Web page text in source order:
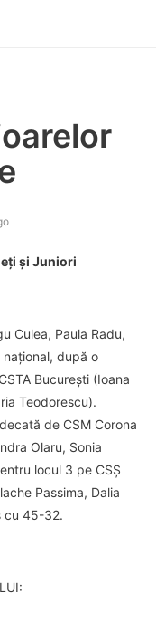
și Juniori
Culea, Paula Radu,
după o
București (Ioana
Teodorescu).
de CSM Corona
Olaru, Sonia
locul 3 pe CSȘ
Passima, Dalia
cu 45-32.